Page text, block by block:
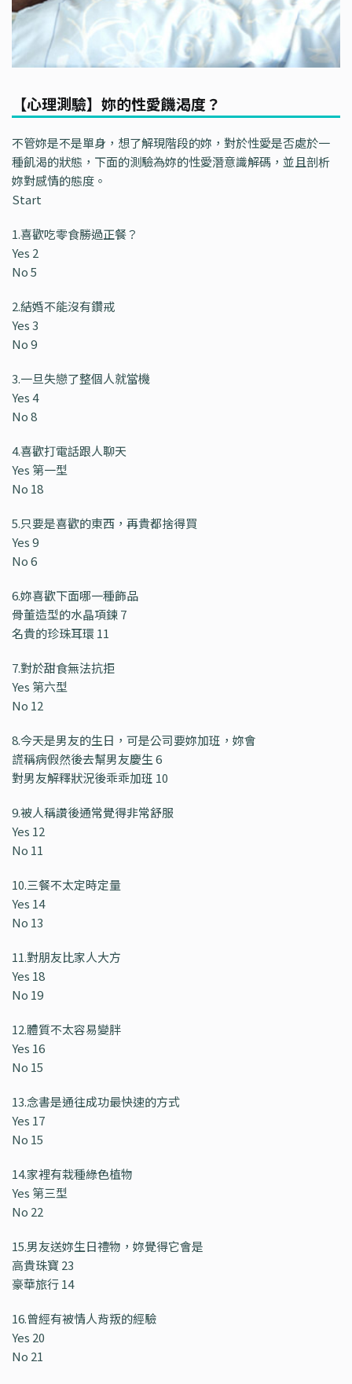
【心理測驗】妳的性愛饑渴度？
不管妳是不是單身，想了解現階段的妳，對於性愛是否處於一
種飢渴的狀態，下面的測驗為妳的性愛潛意識解碼，並且剖析
妳對感情的態度。
Start
1.喜歡吃零食勝過正餐？
Yes 2
No 5
2.結婚不能沒有鑽戒
Yes 3
No 9
3.一旦失戀了整個人就當機
Yes 4
No 8
4.喜歡打電話跟人聊天
Yes 第一型
No 18
5.只要是喜歡的東西，再貴都捨得買
Yes 9
No 6
6.妳喜歡下面哪一種飾品
骨董造型的水晶項鍊 7
名貴的珍珠耳環 11
7.對於甜食無法抗拒
Yes 第六型
No 12
8.今天是男友的生日，可是公司要妳加班，妳會
謊稱病假然後去幫男友慶生 6
對男友解釋狀況後乖乖加班 10
9.被人稱讚後通常覺得非常舒服
Yes 12
No 11
10.三餐不太定時定量
Yes 14
No 13
11.對朋友比家人大方
Yes 18
No 19
12.體質不太容易變胖
Yes 16
No 15
13.念書是通往成功最快速的方式
Yes 17
No 15
14.家裡有栽種綠色植物
Yes 第三型
No 22
15.男友送妳生日禮物，妳覺得它會是
高貴珠寶 23
豪華旅行 14
16.曾經有被情人背叛的經驗
Yes 20
No 21